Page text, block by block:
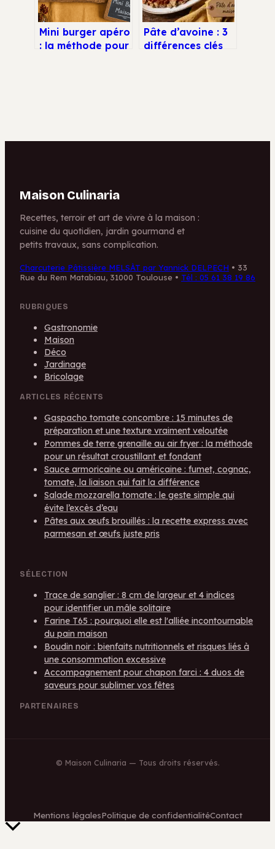
Mini burger apéro
: la méthode pour
Pâte d’avoine : 3
différences clés
Maison Culinaria
Recettes, terroir et art de vivre à la maison :
cuisine du quotidien, jardin gourmand et
petits travaux, sans complication.
Charcuterie Pâtissière MELSÀT par Yannick DELPECH • 33
Rue du Rem Matabiau, 31000 Toulouse • Tél : 05 61 38 19 86
RUBRIQUES
Gastronomie
Maison
Déco
Jardinage
Bricolage
ARTICLES RÉCENTS
Gaspacho tomate concombre : 15 minutes de
préparation et une texture vraiment veloutée
Pommes de terre grenaille au air fryer : la méthode
pour un résultat croustillant et fondant
Sauce armoricaine ou américaine : fumet, cognac,
tomate, la liaison qui fait la différence
Salade mozzarella tomate : le geste simple qui
évite l’excès d’eau
Pâtes aux œufs brouillés : la recette express avec
parmesan et œufs juste pris
SÉLECTION
Trace de sanglier : 8 cm de largeur et 4 indices
pour identifier un mâle solitaire
Farine T65 : pourquoi elle est l'alliée incontournable
du pain maison
Boudin noir : bienfaits nutritionnels et risques liés à
une consommation excessive
Accompagnement pour chapon farci : 4 duos de
saveurs pour sublimer vos fêtes
PARTENAIRES
© Maison Culinaria — Tous droits réservés.
Mentions légalesPolitique de confidentialitéContact